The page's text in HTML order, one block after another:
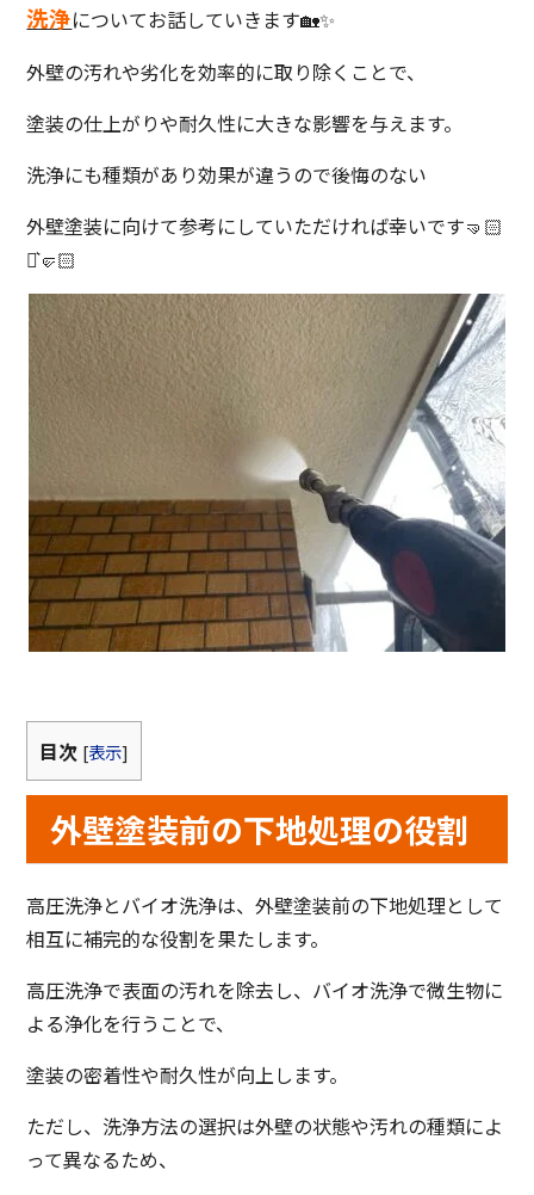
洗浄についてお話していきます🏡✨
外壁の汚れや劣化を効率的に取り除くことで、
塗装の仕上がりや耐久性に大きな影響を与えます。
洗浄にも種類があり効果が違うので後悔のない
外壁塗装に向けて参考にしていただければ幸いです🤜🏻‪‪
⋆͛‪‪🤛🏻
目次 [表示]
外壁塗装前の下地処理の役割
高圧洗浄とバイオ洗浄は、外壁塗装前の下地処理として
相互に補完的な役割を果たします。
高圧洗浄で表面の汚れを除去し、バイオ洗浄で微生物に
よる浄化を行うことで、
塗装の密着性や耐久性が向上します。
ただし、洗浄方法の選択は外壁の状態や汚れの種類によ
って異なるため、